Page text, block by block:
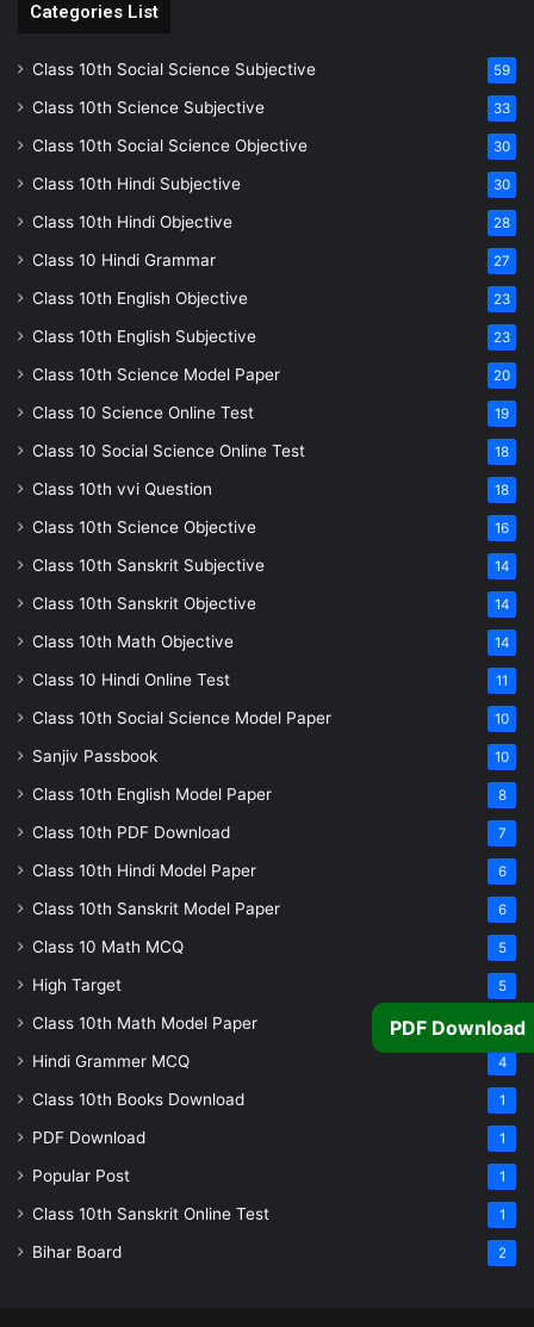
Categories List
Class 10th Social Science Subjective 59
Class 10th Science Subjective 33
Class 10th Social Science Objective 30
Class 10th Hindi Subjective 30
Class 10th Hindi Objective 28
Class 10 Hindi Grammar 27
Class 10th English Objective 23
Class 10th English Subjective 23
Class 10th Science Model Paper 20
Class 10 Science Online Test 19
Class 10 Social Science Online Test 18
Class 10th vvi Question 18
Class 10th Science Objective 16
Class 10th Sanskrit Subjective 14
Class 10th Sanskrit Objective 14
Class 10th Math Objective 14
Class 10 Hindi Online Test 11
Class 10th Social Science Model Paper 10
Sanjiv Passbook 10
Class 10th English Model Paper 8
Class 10th PDF Download 7
Class 10th Hindi Model Paper 6
Class 10th Sanskrit Model Paper 6
Class 10 Math MCQ 5
High Target 5
Class 10th Math Model Paper 5
Hindi Grammer MCQ 4
Class 10th Books Download 1
PDF Download 1
Popular Post 1
Class 10th Sanskrit Online Test 1
Bihar Board 2
PDF Download